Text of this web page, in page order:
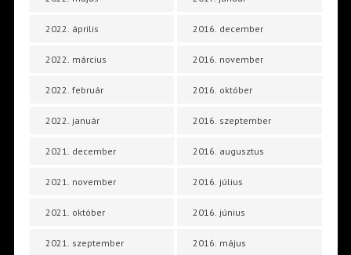
2022. április
2022. március
2022. február
2022. január
2021. december
2021. november
2021. október
2021. szeptember
2016. december
2016. november
2016. október
2016. szeptember
2016. augusztus
2016. július
2016. június
2016. május